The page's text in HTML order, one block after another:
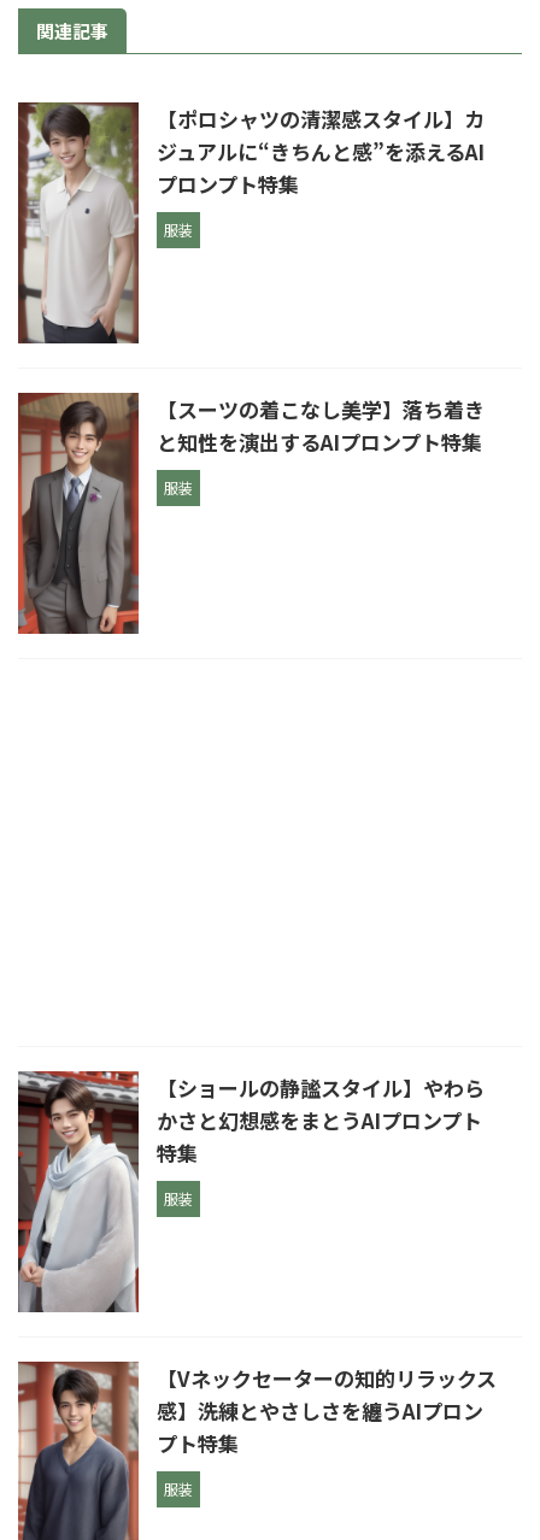
関連記事
【ポロシャツの清潔感スタイル】カ
ジュアルに“きちんと感”を添えるAI
プロンプト特集
服装
【スーツの着こなし美学】落ち着き
と知性を演出するAIプロンプト特集
服装
【ショールの静謐スタイル】やわら
かさと幻想感をまとうAIプロンプト
特集
服装
【Vネックセーターの知的リラックス
感】洗練とやさしさを纏うAIプロン
プト特集
服装